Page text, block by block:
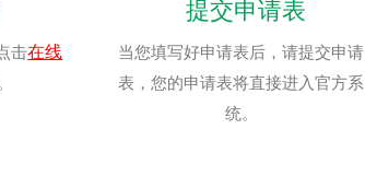
击在线
提交申请表
当您填写好申请表后，请提交申请
表，您的申请表将直接进入官方系
统。